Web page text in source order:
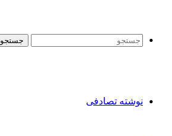
جستجو
نوشته تصادفی